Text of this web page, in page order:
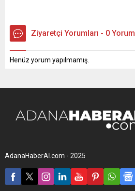
Ziyaretçi Yorumları - 0 Yorum
Henüz yorum yapılmamış.
AdanaHaberAl.com - 2025